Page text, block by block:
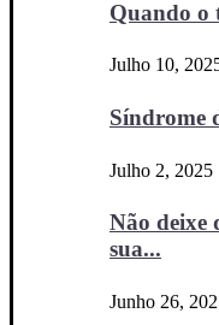
Quando o
Julho 10,
Síndrome
Julho 2, 2025
Não deixe
sua...
Junho 26,